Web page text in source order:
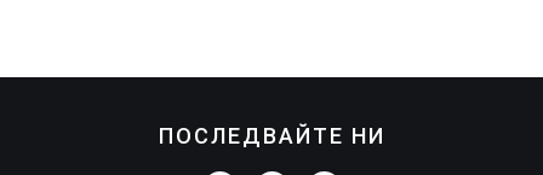
ПОСЛЕДВАЙТЕ НИ